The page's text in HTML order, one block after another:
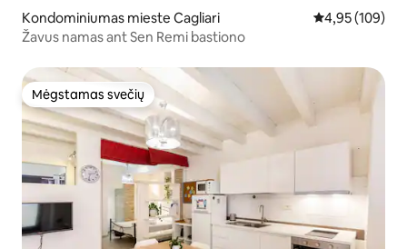
Kondominiumas mieste Cagliari Vidutinis
4,95 (109)
Žavus namas ant Sen Remi bastiono
Mėgstamas svečių
Mėgstamas svečių